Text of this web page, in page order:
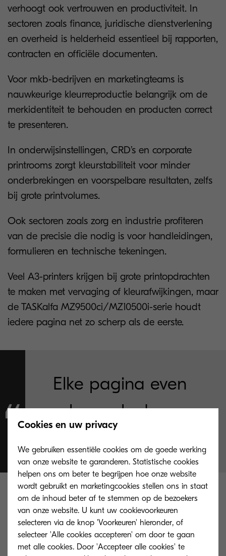
verhoogt ook vertrouwen en productiviteit. In
sectoren zoals finance, juridische dienstverlening
en overheid is helderheid essentieel bij rapporten,
contracten en officiële documenten.
Voor mkb-bedrijven en marketingteams is
nauwkeurige kleurreproductie belangrijk om de
merkidentiteit te behouden en producten correct
te presenteren.
In onderwijsinstellingen, CRD’s en corporate
printrooms zorgt kleurstabiliteit voor minder
onderbrekingen en voorspelbare resultaten, zelfs
bij grote printvolumes.
Ook sectoren zoals zorg en industrie profiteren
van de precisie die nodig is voor handleidingen,
formulieren en technische tekeningen.
Veel A3-printers krijgen bij grote printopdrachten
te maken met vervaging of kleurafwijkingen, maar
de TASKalfa MZ9500ci/MZ10500i-serie houdt
iedere pagina net zo scherp als de eerste.
Elke pagina even
scherp als de
Cookies en uw privacy
We gebruiken essentiële cookies om de goede werking
van onze website te garanderen. Statistische cookies
helpen ons om beter te begrijpen hoe onze website
wordt gebruikt en marketingcookies stellen ons in staat
om de inhoud beter af te stemmen op de bezoekers
van onze website. U kunt uw cookievoorkeuren
selecteren via de knop 'Voorkeuren' hieronder, of
selecteer 'Alle cookies accepteren' om door te gaan
met alle cookies. Door 'Accepteer alle cookies' te